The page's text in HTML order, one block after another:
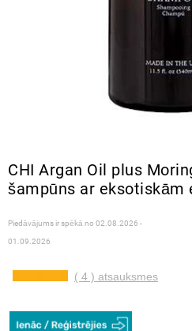
CHI Argan Oil plus
šampūns ar eksotiskām
Piedāvājums ir spēkā no 02.08.2026 -
01.09.2026
( 4 ) atsauksmes